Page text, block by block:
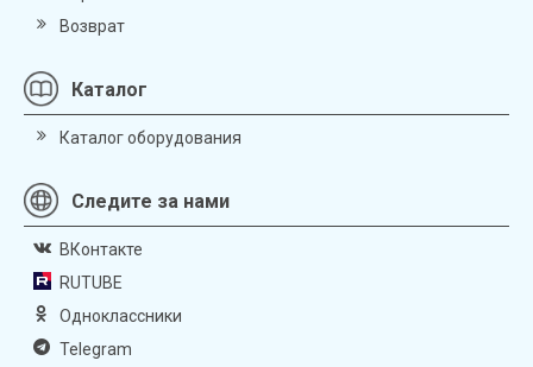
Возврат
Каталог
Каталог оборудования
Следите за нами
ВКонтакте
RUTUBE
Одноклассники
Telegram